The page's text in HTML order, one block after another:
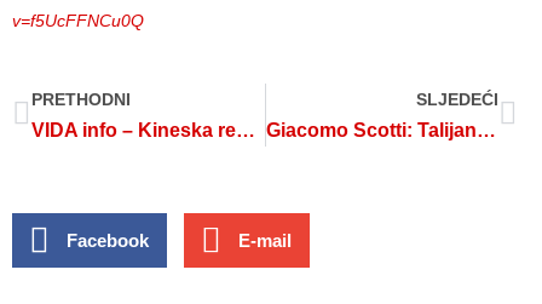
v=f5UcFFNCu0Q
PRETHODNI
VIDA info – Kineska regija s nositeljima vječnih ideala
SLJEDEĆI
Giacomo Scotti: Talijanska desnica preuveličava broj esula i fojbi
Facebook E-mail